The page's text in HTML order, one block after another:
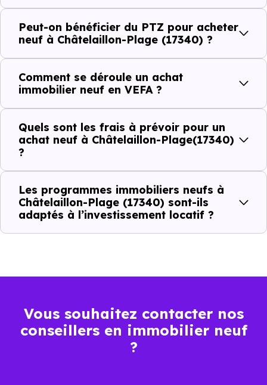
qui constituent autant d'arguments concrets pour habiter
ou investir dans la commune.
Combien coûte un logement à Châtelaillon-
Plage (17340) ?
C'est souvent la première question. Voici les repères de
prix à connaître pour un achat immobilier à Châtelaillon-
Plage (17340) :
Prix
minimum
Prix
moyen
Prix
maximum
Maison 2 833 € /m²
/m²
8 913 € /m²
Peut-on bénéficier du PTZ pour acheter
neuf à Châtelaillon-Plage (17340) ?
Comment se déroule un achat
immobilier neuf en VEFA ?
Quels sont les frais à prévoir pour un
achat neuf à Châtelaillon-Plage(17340)
?
Les programmes immobiliers neufs à
Châtelaillon-Plage (17340) sont-ils
adaptés à l’investissement locatif ?
Vous souhaitez contacter nos
conseillers en immobilier neuf
?